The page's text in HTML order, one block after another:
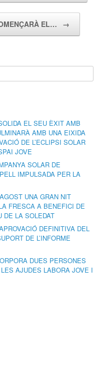
EL… →
EL SEU ÈXIT AMB
AMB UNA EIXIDA
DE L’ECLIPSI SOLAR
JOVE
SOLAR DE
IMPULSADA PER LA
UNA GRAN NIT
FRESCA A BENEFICI DE
DE LA SOLEDAT
DEFINITIVA DEL
DE L’INFORME
DUES PERSONES
AJUDES LABORA JOVE I